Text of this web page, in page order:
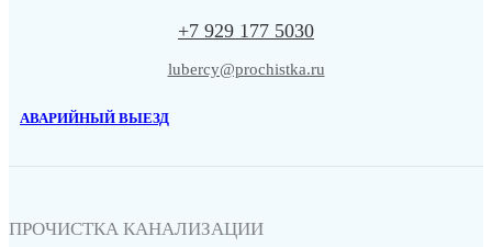
+7 929 177 5030
lubercy@prochistka.ru
АВАРИЙНЫЙ ВЫЕЗД
ПРОЧИСТКА КАНАЛИЗАЦИИ